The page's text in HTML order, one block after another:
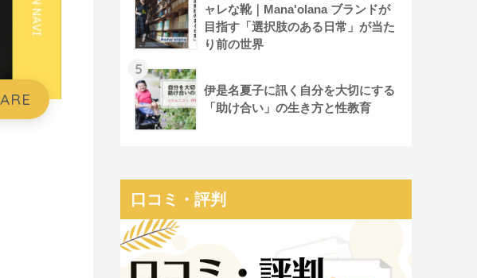
ャレな靴｜Mana'olana ブランドが
目指す「選択肢のある日常」が当た
り前の世界
5
伊是名夏子に訊く自分を大切にする
「助け合い」の生き方と性教育
口コミ・評判